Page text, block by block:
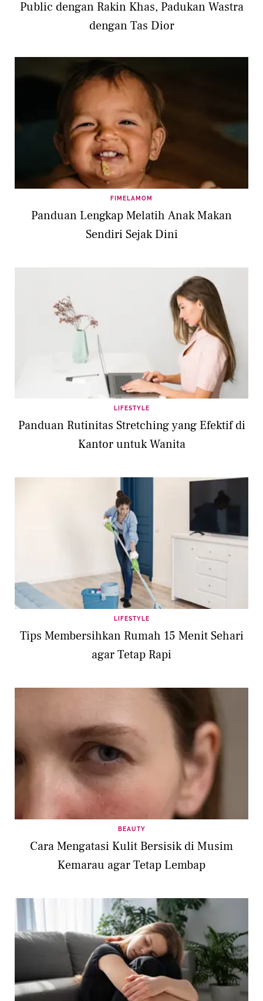
Public dengan Rakin Khas, Padukan Wastra
dengan Tas Dior
FIMELAMOM
Panduan Lengkap Melatih Anak Makan
Sendiri Sejak Dini
LIFESTYLE
Panduan Rutinitas Stretching yang Efektif di
Kantor untuk Wanita
LIFESTYLE
Tips Membersihkan Rumah 15 Menit Sehari
agar Tetap Rapi
BEAUTY
Cara Mengatasi Kulit Bersisik di Musim
Kemarau agar Tetap Lembap